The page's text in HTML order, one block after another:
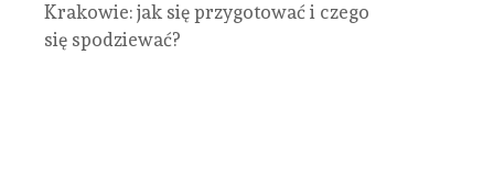
Krakowie: jak się przygotować i czego
się spodziewać?